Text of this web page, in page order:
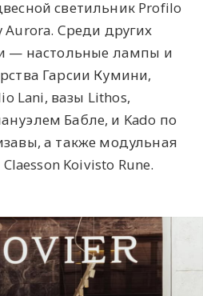
светильник Profilo
Среди других
— настольные лампы и
Гарсии Кумини,
Lani, вазы Lithos,
Бабле, и Kado по
а также модульная
Koivisto Rune.